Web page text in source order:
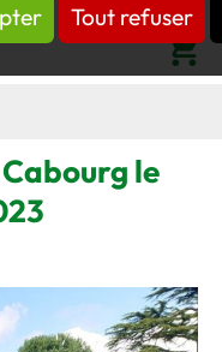
Tout refuser
Panier
le